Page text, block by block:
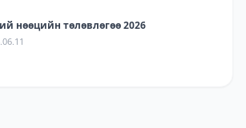
нөөцийн төлөвлөгөө 2026